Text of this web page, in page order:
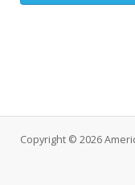
Copyright © 2026